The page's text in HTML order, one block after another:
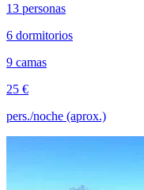
13 personas
6 dormitorios
9 camas
25 €
pers./noche (aprox.)